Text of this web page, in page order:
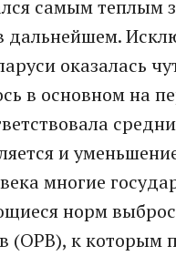
самым теплым
дальнейшем.
оказалась
в основном на
и
многие
норм
(ОРВ), к которым